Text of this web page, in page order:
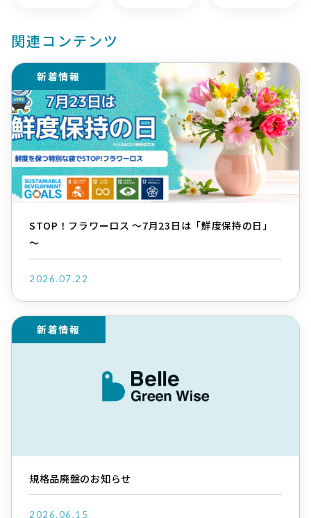
関連コンテンツ
新着情報
STOP！フラワーロス ～7月23日は「鮮度保持の日」
～
2026.07.22
新着情報
規格品廃盤のお知らせ
2026.06.15